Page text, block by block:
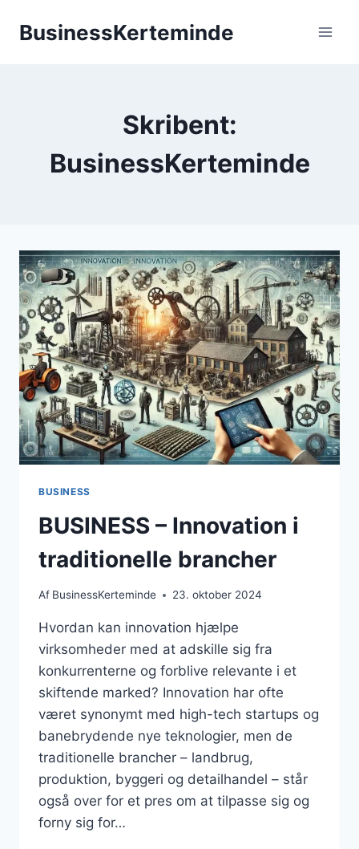
BusinessKerteminde
Skribent:
BusinessKerteminde
BUSINESS
BUSINESS – Innovation i
traditionelle brancher
Af BusinessKerteminde 23. oktober 2024
Hvordan kan innovation hjælpe
virksomheder med at adskille sig fra
konkurrenterne og forblive relevante i et
skiftende marked? Innovation har ofte
været synonymt med high-tech startups og
banebrydende nye teknologier, men de
traditionelle brancher – landbrug,
produktion, byggeri og detailhandel – står
også over for et pres om at tilpasse sig og
forny sig for…